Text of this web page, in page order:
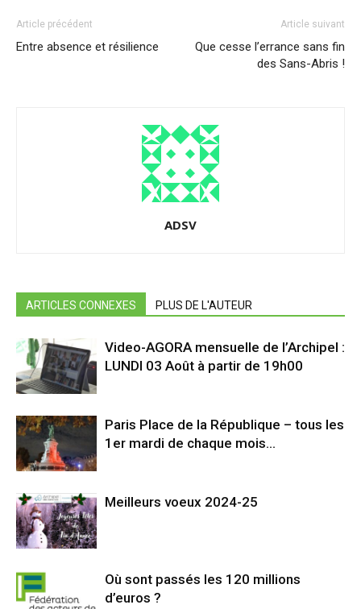
Article précédent
Entre absence et résilience
Article suivant
Que cesse l’errance sans fin
des Sans-Abris !
ADSV
ARTICLES CONNEXES PLUS DE L'AUTEUR
Video-AGORA mensuelle de l’Archipel :
LUNDI 03 Août à partir de 19h00
Paris Place de la République – tous les
1er mardi de chaque mois…
Meilleurs voeux 2024-25
Où sont passés les 120 millions
d’euros ?